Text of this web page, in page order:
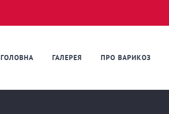
ГОЛОВНА ГАЛЕРЕЯ ПРО ВАРИКОЗ